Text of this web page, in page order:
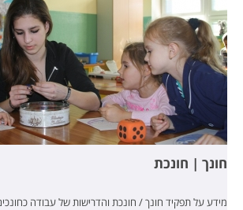
חונך | חונכת
מידע על תפקיד חונך / חונכת והדרישות של עבודה